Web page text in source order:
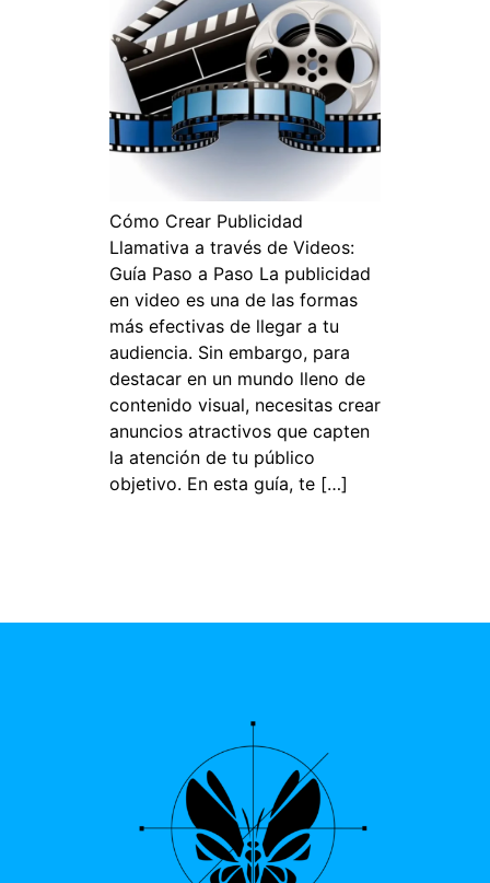
Cómo Crear Publicidad
Llamativa a través de Videos:
Guía Paso a Paso La publicidad
en video es una de las formas
más efectivas de llegar a tu
audiencia. Sin embargo, para
destacar en un mundo lleno de
contenido visual, necesitas crear
anuncios atractivos que capten
la atención de tu público
objetivo. En esta guía, te […]